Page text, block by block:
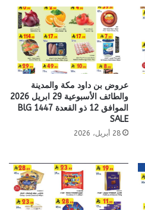
عروض بن داود مكة والمدينة
والطائف الأسبوعية 29 ابريل 2026
الموافق 12 ذو القعدة 1447 BlG
SALE
28 أبريل، 2026